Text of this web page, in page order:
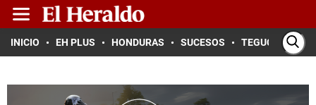
INICIO EH PLUS HONDURAS SUCESOS TEGUCIGALPA